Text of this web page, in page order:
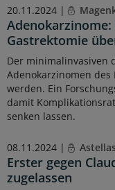
20.11.2024 |
Gastrektomie
Der minimalinvasiven
Adenokarzinomen des
werden. Ein
damit
senken lassen.
08.11.2024 |
Erster gegen
zugelassen